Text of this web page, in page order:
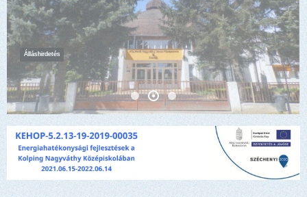
Álláshirdetés
Képek az évnyitóról